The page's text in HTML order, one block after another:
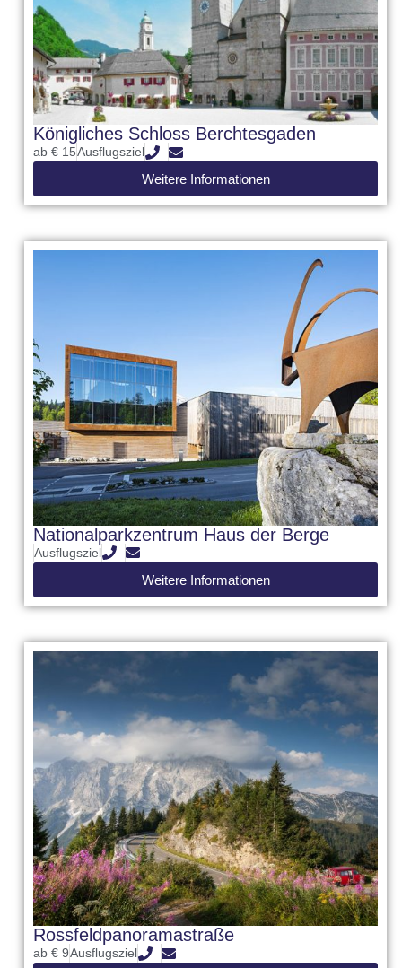
Königliches Schloss Berchtesgaden
ab € 15Ausflugsziel
Weitere Informationen
Nationalparkzentrum Haus der Berge
Ausflugsziel
Weitere Informationen
Rossfeldpanoramastraße
ab € 9Ausflugsziel